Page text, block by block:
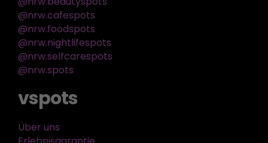
@nrw.cafespots
@nrw.foodspots
@nrw.nightlifespots
@nrw.selfcarespots
@nrw.spots
vspots
Über uns